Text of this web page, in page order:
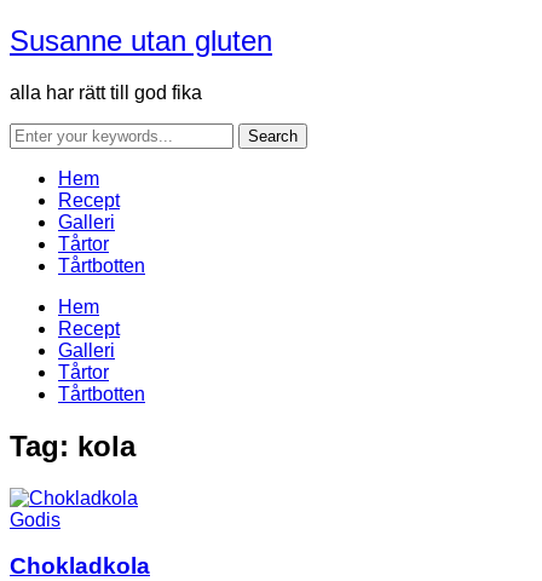
Susanne utan gluten
alla har rätt till god fika
Hem
Recept
Galleri
Tårtor
Tårtbotten
Hem
Recept
Galleri
Tårtor
Tårtbotten
Tag: kola
Godis
Chokladkola